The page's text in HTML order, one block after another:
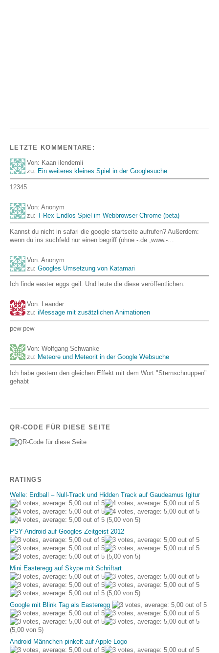
LETZTE KOMMENTARE:
Von: Kaan ilendemli
zu: Ein weiteres kleines Spiel in der Googlesuche
12345
Von: Anonym
zu: T-Rex Endlos Spiel im Webbrowser Chrome (beta)
Kannst du nicht in safari die google startseite aufrufen? Außerdem:
wenn du ins suchfeld nur einen begriff (ohne -.de ,www.-…
Von: Anonym
zu: Googles Umsetzung von Katamari
Ich finde easter eggs geil. Und leute die diese veröffentlichen.
Von: Leander
zu: iMessage mit zusätzlichen Animationen
pew pew
Von: Wolfgang Schwanke
zu: Meteore und Meteorit in der Google Websuche
Ich habe gestern den gleichen Effekt mit dem Wort "Sternschnuppen"
gehabt
QR-CODE FÜR DIESE SEITE
RATINGS
Welle: Erdball – Null-Track und Hidden Track auf Gaudeamus Igitur
(5,00 von 5)
PSY-Android auf Googles Zeitgeist 2012
(5,00 von 5)
Mini Easteregg auf Skype mit Schriftart
(5,00 von 5)
Google mit Blink Tag als Easteregg
(5,00 von 5)
Android Männchen pinkelt auf Apple-Logo